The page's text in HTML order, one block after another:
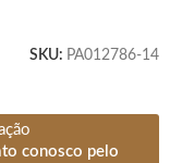
SKU: PA012786-14
conosco pelo